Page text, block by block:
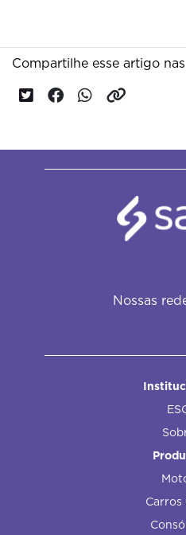
Compartilhe esse artigo
Nossas
Carros